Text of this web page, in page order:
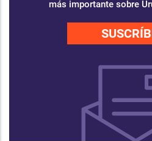
más importante sobre